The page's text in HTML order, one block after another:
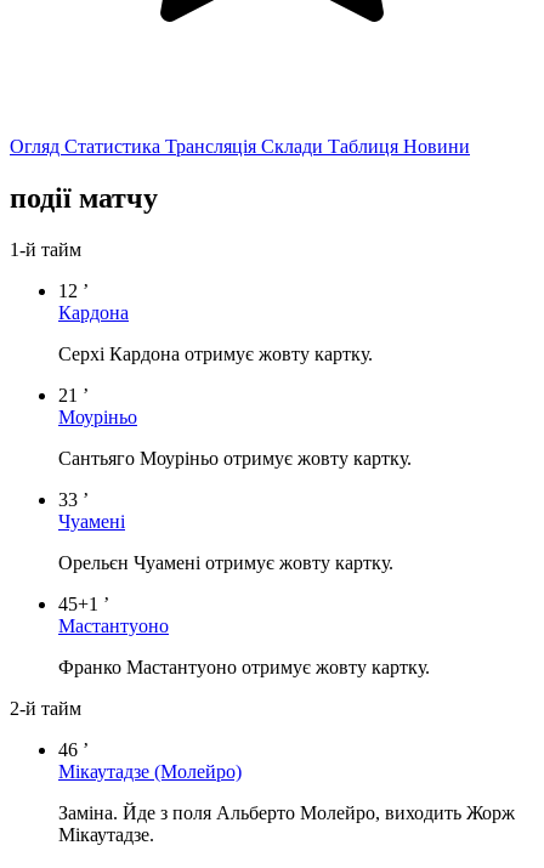
Огляд Статистика Трансляція Склади Таблиця Новини
події матчу
1-й тайм
12 ’
Кардона
Серхі Кардона отримує жовту картку.
21 ’
Моуріньо
Сантьяго Моуріньо отримує жовту картку.
33 ’
Чуамені
Орельєн Чуамені отримує жовту картку.
45+1 ’
Мастантуоно
Франко Мастантуоно отримує жовту картку.
2-й тайм
46 ’
Мікаутадзе (Молейро)
Заміна. Йде з поля Альберто Молейро, виходить Жорж
Мікаутадзе.